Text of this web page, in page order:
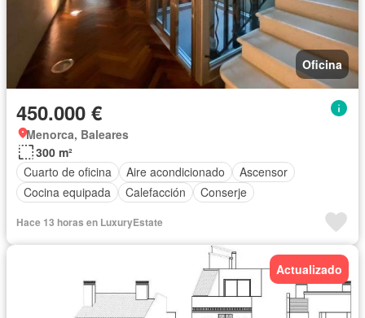
Oficina
450.000 €
Menorca, Baleares
300 m²
Cuarto de oficina
Aire acondicionado
Ascensor
Cocina equipada
Calefacción Conserje
Hace 13 horas en LuxuryEstate
Actualizado